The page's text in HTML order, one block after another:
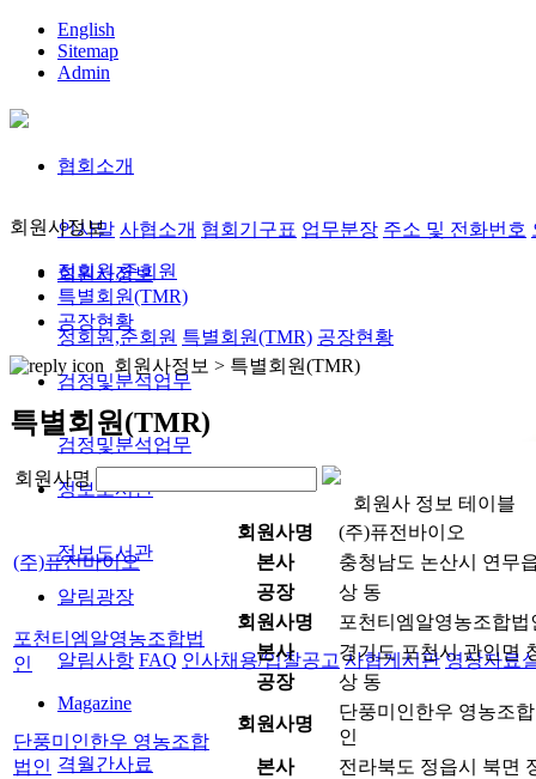
English
Sitemap
Admin
협회소개
인사말 사협소개 협회기구표 업무분장 주소 및 전화번호
회원사정보
정회원,준회원 특별회원(TMR) 공장현황
검정및분석업무
검정및분석업무
정보도서관
정보도서관
알림광장
알림사항 FAQ 인사채용/입찰공고 사협게시판 영상자료
Magazine
격월간사료
회원사정보
정회원,준회원
특별회원(TMR)
공장현황
회원사정보 > 특별회원(TMR)
특별회원(TMR)
회원사명
회원사 정보 테이블
(주)퓨전바이오
회원사명
(주)퓨전바이오
본사
충청남도 논산시 연무
공장
상 동
포천티엠알영농조합법
인
회원사명
포천티엠알영농조합법
본사
경기도 포천시 관인면
공장
상 동
단풍미인한우 영농조합
법인
회원사명
단풍미인한우 영농조
인
본사
전라북도 정읍시 북면